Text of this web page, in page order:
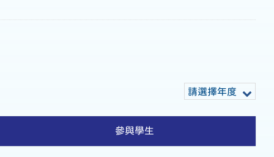
請選擇年度
參與學生